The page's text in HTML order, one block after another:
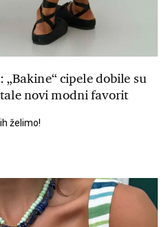
cipele dobile su
novi modni favorit
ih želimo!